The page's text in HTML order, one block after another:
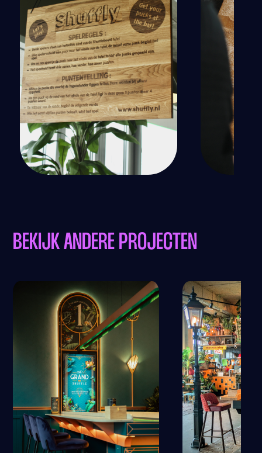
BEKIJK ANDERE PROJECTEN